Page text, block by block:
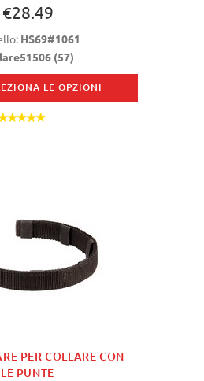
€28.49
HS69#1061
(57)
LE OPZIONI
PER COLLARE CON
LE PUNTE